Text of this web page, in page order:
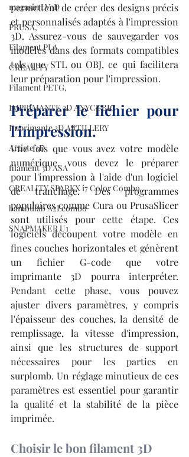
magasin LV3D
PRUSA,
Filament PLA
CREALITY
Filament PETG,
IMPRIMANTE 3D ANYCUBIC
Imprimante 3D ARTILLERY
Artiste 3D
filament 3D ASA
CREALITY SPARKX i7 Color Combo
bambulab A2Lcombo
SNAPMAKER U1
permettent de créer des designs précis
et personnalisés adaptés à l'impression
3D. Assurez-vous de sauvegarder vos
modèles dans des formats compatibles
tels que STL ou OBJ, ce qui facilitera
leur préparation pour l'impression.
Préparer le fichier pour
l'impression.
Une fois que vous avez votre modèle
numérique, vous devez le préparer
pour l'impression à l'aide d'un logiciel
de tranchage. Des programmes
populaires comme Cura ou PrusaSlicer
sont utilisés pour cette étape. Ces
logiciels découpent votre modèle en
fines couches horizontales et génèrent
un fichier G-code que votre
imprimante 3D pourra interpréter.
Pendant cette phase, vous pouvez
ajuster divers paramètres, y compris
l'épaisseur des couches, la densité de
remplissage, la vitesse d'impression,
ainsi que les structures de support
nécessaires pour les parties en
surplomb. Un réglage minutieux de ces
paramètres est essentiel pour garantir
la qualité et la stabilité de la pièce
imprimée.
Choisir le bon filament 3D